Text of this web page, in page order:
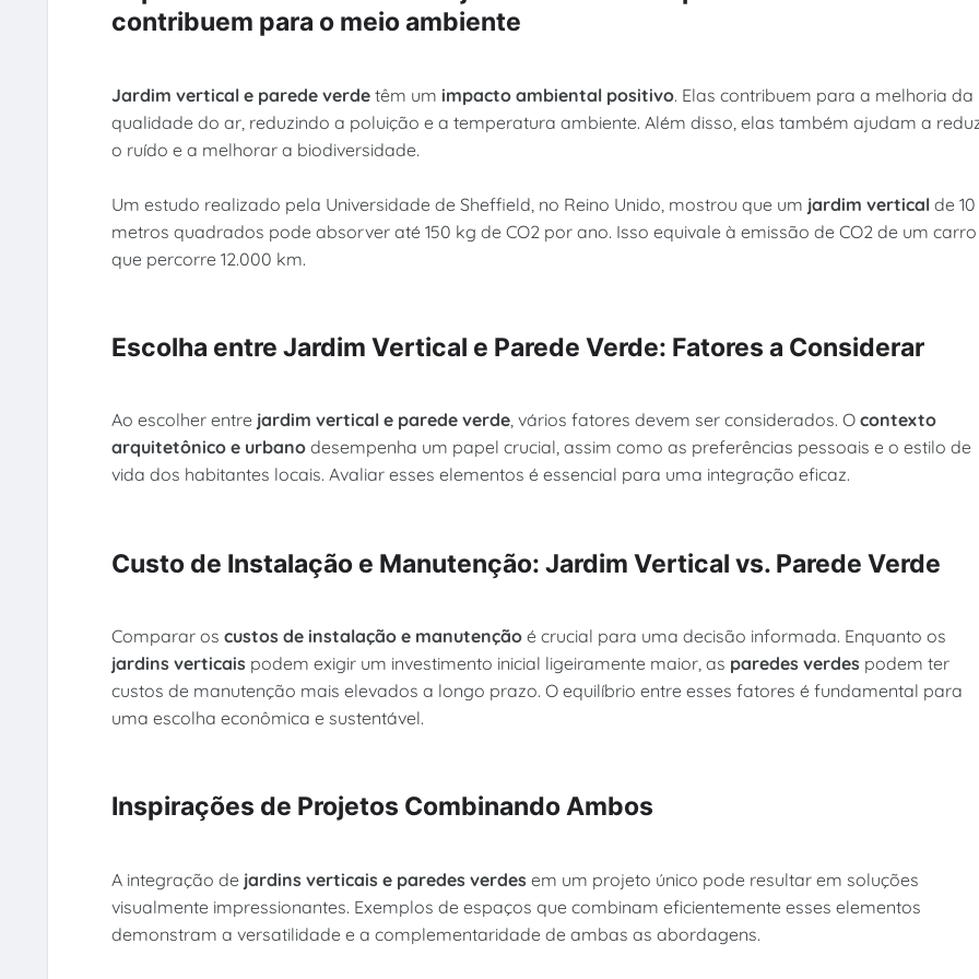
contribuem para o meio ambiente
Jardim vertical e parede verdetêm um impacto ambiental positivo. Elas contribuem para a melhoria da
qualidade do ar, reduzindo a poluição e a temperatura ambiente. Além disso, elas também ajudam a
o ruído e a melhorar a biodiversidade.
Um estudo realizado pela Universidade de Sheffield, no Reino Unido, mostrou que um jardim verticalde 10
metros quadrados pode absorver até 150 kg de CO2 por ano. Isso equivale à emissão de CO2 de um carro
que percorre 12.000 km.
Escolha entre Jardim Vertical e Parede Verde: Fatores a Considerar
Ao escolher entre jardim vertical e parede verde, vários fatores devem ser considerados. O contexto
arquitetônico e urbanodesempenha um papel crucial, assim como as preferências pessoais e o estilo de
vida dos habitantes locais. Avaliar esses elementos é essencial para uma integração eficaz.
Custo de Instalação e Manutenção: Jardim Vertical vs. Parede Verde
Comparar os custos de instalação e manutençãoé crucial para uma decisão informada. Enquanto os
jardins verticaispodem exigir um investimento inicial ligeiramente maior, as paredes verdespodem ter
custos de manutenção mais elevados a longo prazo. O equilíbrio entre esses fatores é fundamental para
uma escolha econômica e sustentável.
Inspirações de Projetos Combinando Ambos
A integração de jardins verticais e paredes verdesem um projeto único pode resultar em soluções
visualmente impressionantes. Exemplos de espaços que combinam eficientemente esses elementos
demonstram a versatilidade e a complementaridade de ambas as abordagens.